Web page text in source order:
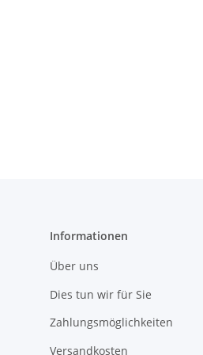
Informationen
Über uns
Dies tun wir für Sie
Zahlungsmöglichkeiten
Versandkosten